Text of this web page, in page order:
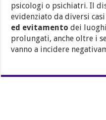
psicologi o psichiatri. Il
evidenziato da diversi
ed evitamento dei
prolungati, anche oltre i
vanno a incidere